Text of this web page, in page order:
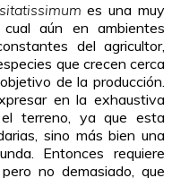
es una muy
aún en ambientes
del agricultor,
que crecen cerca
de la producción.
en la exhaustiva
terreno, ya que esta
sino más bien una
Entonces requiere
no demasiado, que